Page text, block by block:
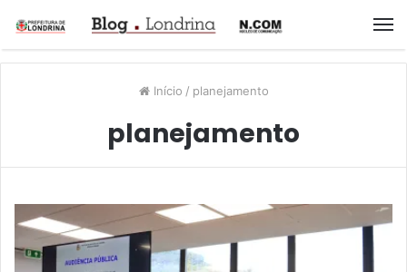
Início / planejamento
planejamento